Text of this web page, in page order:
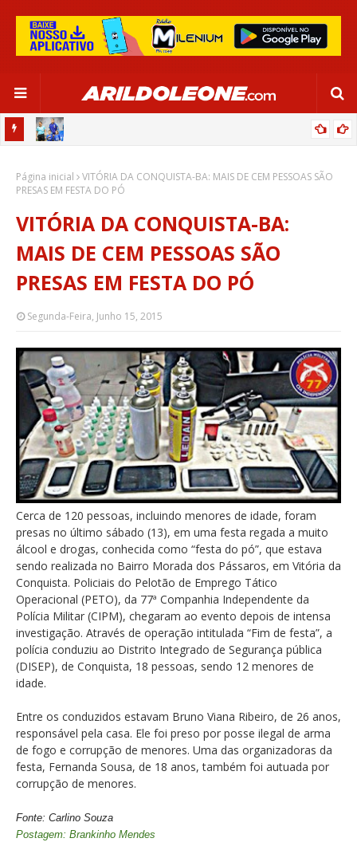
SALVADOR
Página inicial
VITÓRIA DA CONQUISTA-BA: MAIS DE CEM PESSOAS SÃO
PRESAS EM FESTA DO PÓ
VITÓRIA DA CONQUISTA-BA:
MAIS DE CEM PESSOAS SÃO
PRESAS EM FESTA DO PÓ
Segunda-Feira, Junho 15, 2015
Cerca de 120 pessoas, incluindo menores de idade, foram
presas no último sábado (13), em uma festa regada a muito
álcool e drogas, conhecida como “festa do pó”, que estava
sendo realizada no Bairro Morada dos Pássaros, em Vitória da
Conquista. Policiais do Pelotão de Emprego Tático
Operacional (PETO), da 77ª Companhia Independente da
Polícia Militar (CIPM), chegaram ao evento depois de intensa
investigação. Através de operação intitulada “Fim de festa”, a
polícia conduziu ao Distrito Integrado de Segurança pública
(DISEP), de Conquista, 18 pessoas, sendo 12 menores de
idade.
Entre os conduzidos estavam Bruno Viana Ribeiro, de 26 anos,
responsável pela casa. Ele foi preso por posse ilegal de arma
de fogo e corrupção de menores. Uma das organizadoras da
festa, Fernanda Sousa, de 18 anos, também foi autuada por
corrupção de menores.
Fonte: Carlino Souza
Postagem: Brankinho Mendes